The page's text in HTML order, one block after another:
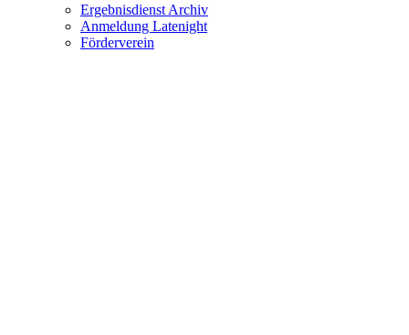
Ergebnisdienst Archiv
Anmeldung Latenight
Förderverein